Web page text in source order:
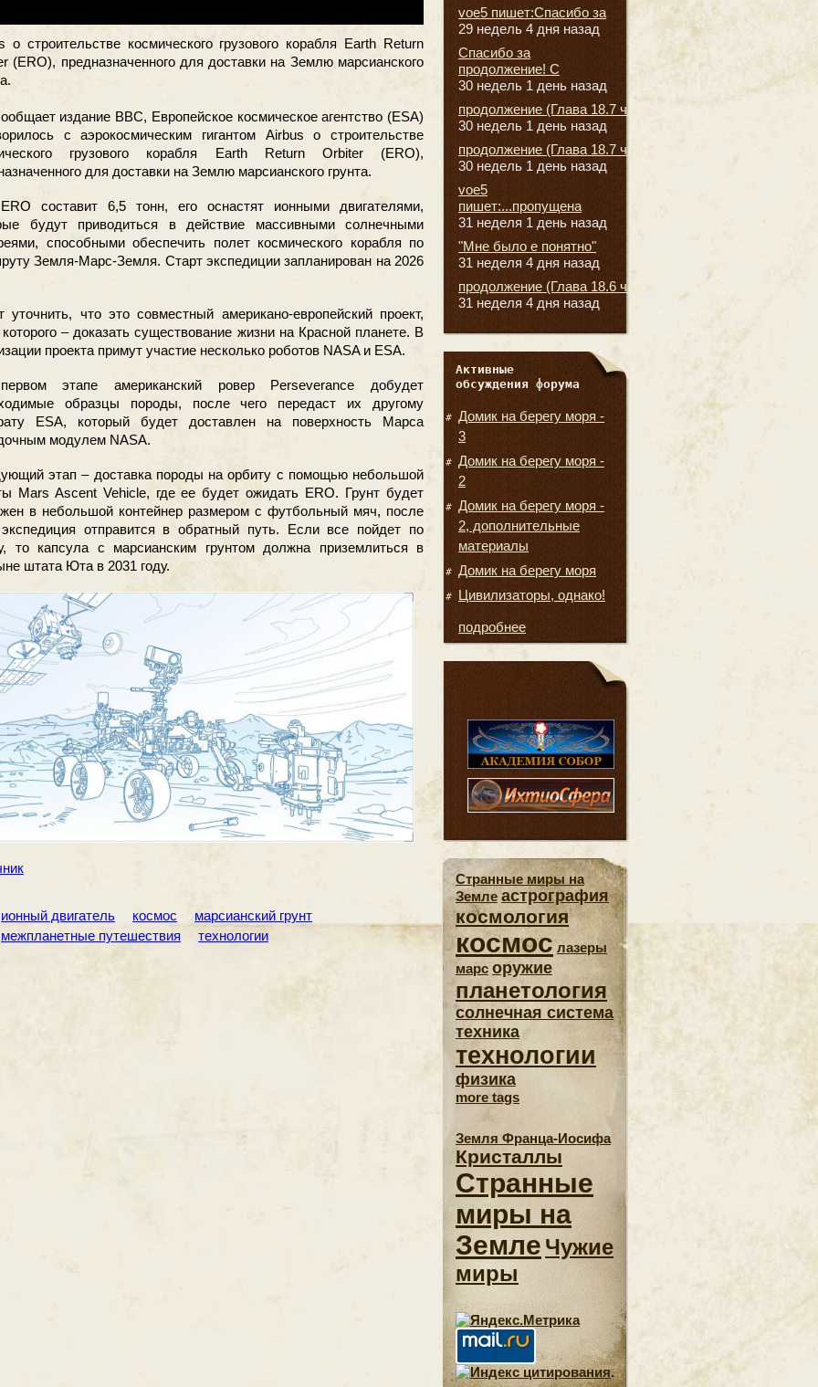
о строительстве космического грузового корабля Earth Return
(ERO), предназначенного для доставки на Землю марсианского
издание ВВС, Европейское космическое агентство (ESA)
с аэрокосмическим гигантом Airbus о строительстве
грузового корабля Earth Return Orbiter (ERO),
для доставки на Землю марсианского грунта.
составит 6,5 тонн, его оснастят ионными двигателями,
будут приводиться в действие массивными солнечными
способными обеспечить полет космического корабля по
Земля-Марс-Земля. Старт экспедиции запланирован на 2026
уточнить, что это совместный американо-европейский проект,
– доказать существование жизни на Красной планете. В
проекта примут участие несколько роботов NASA и ESA.
этапе американский ровер Perseverance добудет
образцы породы, после чего передаст их другому
ESA, который будет доставлен на поверхность Марса
модулем NASA.
этап – доставка породы на орбиту с помощью небольшой
Mars Ascent Vehicle, где ее будет ожидать ERO. Грунт будет
в небольшой контейнер размером с футбольный мяч, после
экспедиция отправится в обратный путь. Если все пойдет по
то капсула с марсианским грунтом должна приземлиться в
штата Юта в 2031 году.
ионный двигатель космос
марсианский грунт
межпланетные путешествия
технологии
voe5 пишет:Спасибо за
29 недель 4 дня назад
Спасибо за
продолжение! С
30 недель 1 день назад
продолжение (Глава 18.7 часть
30 недель 1 день назад
продолжение (Глава 18.7 часть
30 недель 1 день назад
voe5
пишет:...пропущена
31 неделя 1 день назад
"Мне было е понятно"
31 неделя 4 дня назад
продолжение (Глава 18.6 часть
31 неделя 4 дня назад
Активные
обсуждения форума
Домик на берегу моря -
3
Домик на берегу моря -
2
Домик на берегу моря -
2, дополнительные
материалы
Домик на берегу моря
Цивилизаторы, однако!
подробнее
Странные миры на
Земле астрография
космология
космос лазеры
марс оружие
планетология
солнечная система
техника
технологии
физика
more tags
Земля Франца-Иосифа
Кристаллы
Странные
миры на
Земле Чужие
миры
.